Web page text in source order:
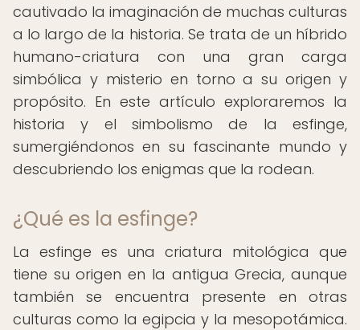
cautivado la imaginación de muchas culturas
a lo largo de la historia. Se trata de un híbrido
humano-criatura con una gran carga
simbólica y misterio en torno a su origen y
propósito. En este artículo exploraremos la
historia y el simbolismo de la esfinge,
sumergiéndonos en su fascinante mundo y
descubriendo los enigmas que la rodean.
¿Qué es la esfinge?
La esfinge es una criatura mitológica que
tiene su origen en la antigua Grecia, aunque
también se encuentra presente en otras
culturas como la egipcia y la mesopotámica.